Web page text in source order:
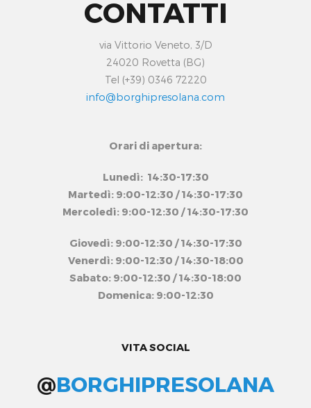
CONTATTI
via Vittorio Veneto, 3/D
24020 Rovetta (BG)
Tel (+39) 0346 72220
info@borghipresolana.com
Orari di apertura:
Lunedì: 14:30-17:30
Martedì: 9:00-12:30 / 14:30-17:30
Mercoledì: 9:00-12:30 / 14:30-17:30
Giovedì: 9:00-12:30 / 14:30-17:30
Venerdì: 9:00-12:30 / 14:30-18:00
Sabato: 9:00-12:30 / 14:30-18:00
Domenica: 9:00-12:30
VITA SOCIAL
@BORGHIPRESOLANA